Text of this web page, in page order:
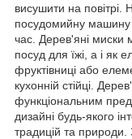
висушити на повітрі.
посудомийну машину
час. Дерев'яні миски
посуд для їжі, а і як
фруктівниці або
кухонній стійці.
функціональним
дизайні будь-якого
традицій та